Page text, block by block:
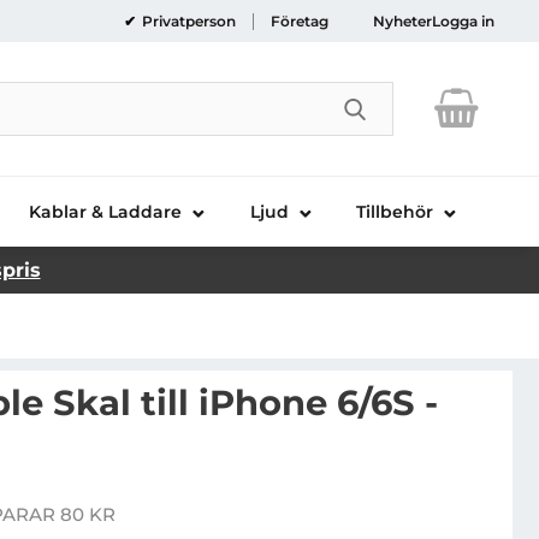
Privatperson Företag NyheterLogga in
Genomför
Kablar & Laddare Ljud Tillbehör
Skal till iPhone 6/6S -
80 KR